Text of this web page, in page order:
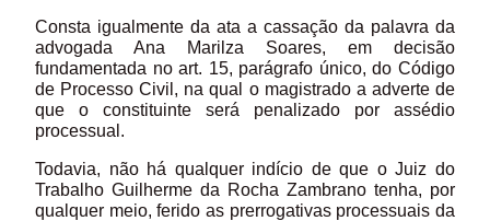
Consta igualmente da ata a cassação da palavra da
advogada Ana Marilza Soares, em decisão
fundamentada no art. 15, parágrafo único, do Código
de Processo Civil, na qual o magistrado a adverte de
que o constituinte será penalizado por assédio
processual.
Todavia, não há qualquer indício de que o Juiz do
Trabalho Guilherme da Rocha Zambrano tenha, por
qualquer meio, ferido as prerrogativas processuais da